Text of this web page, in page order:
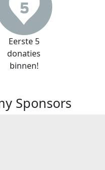
Eerste 5
donaties
binnen!
Sponsors